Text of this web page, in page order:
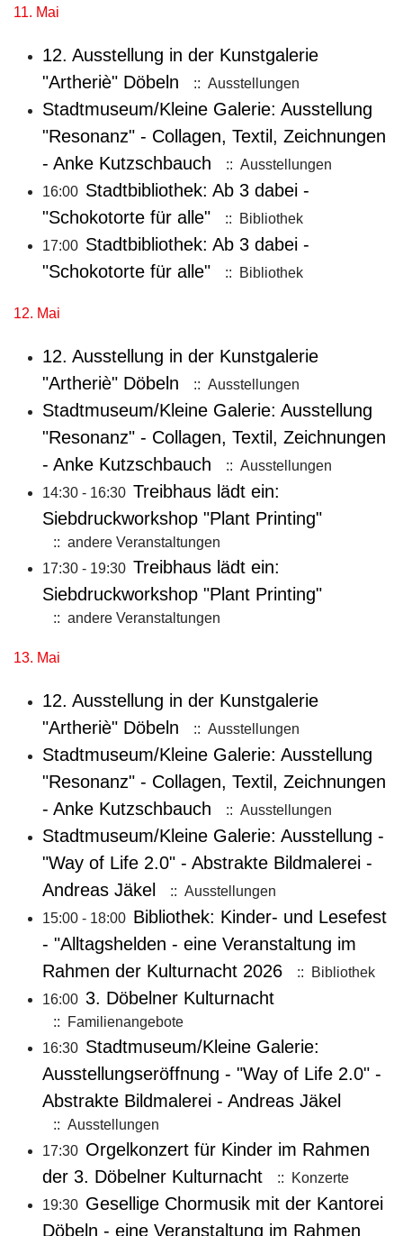
11. Mai
12. Ausstellung in der Kunstgalerie
"Artheriè" Döbeln
:: Ausstellungen
Stadtmuseum/Kleine Galerie: Ausstellung
"Resonanz" - Collagen, Textil, Zeichnungen
- Anke Kutzschbauch
:: Ausstellungen
16:00 Stadtbibliothek: Ab 3 dabei -
"Schokotorte für alle"
:: Bibliothek
17:00 Stadtbibliothek: Ab 3 dabei -
"Schokotorte für alle"
:: Bibliothek
12. Mai
12. Ausstellung in der Kunstgalerie
"Artheriè" Döbeln
:: Ausstellungen
Stadtmuseum/Kleine Galerie: Ausstellung
"Resonanz" - Collagen, Textil, Zeichnungen
- Anke Kutzschbauch
:: Ausstellungen
14:30 - 16:30 Treibhaus lädt ein:
Siebdruckworkshop "Plant Printing"
:: andere Veranstaltungen
17:30 - 19:30 Treibhaus lädt ein:
Siebdruckworkshop "Plant Printing"
:: andere Veranstaltungen
13. Mai
12. Ausstellung in der Kunstgalerie
"Artheriè" Döbeln
:: Ausstellungen
Stadtmuseum/Kleine Galerie: Ausstellung
"Resonanz" - Collagen, Textil, Zeichnungen
- Anke Kutzschbauch
:: Ausstellungen
Stadtmuseum/Kleine Galerie: Ausstellung -
"Way of Life 2.0" - Abstrakte Bildmalerei -
Andreas Jäkel
:: Ausstellungen
15:00 - 18:00 Bibliothek: Kinder- und Lesefest
- "Alltagshelden - eine Veranstaltung im
Rahmen der Kulturnacht 2026
:: Bibliothek
16:00 3. Döbelner Kulturnacht
:: Familienangebote
16:30 Stadtmuseum/Kleine Galerie:
Ausstellungseröffnung - "Way of Life 2.0" -
Abstrakte Bildmalerei - Andreas Jäkel
:: Ausstellungen
17:30 Orgelkonzert für Kinder im Rahmen
der 3. Döbelner Kulturnacht
:: Konzerte
19:30 Gesellige Chormusik mit der Kantorei
Döbeln - eine Veranstaltung im Rahmen